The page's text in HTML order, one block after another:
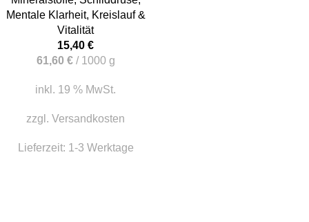
Mentale Klarheit, Kreislauf &
Vitalität
15,40 €
61,60 €/ 1000 g
inkl. 19 % MwSt.
zzgl. Versandkosten
Lieferzeit: 1-3 Werktage